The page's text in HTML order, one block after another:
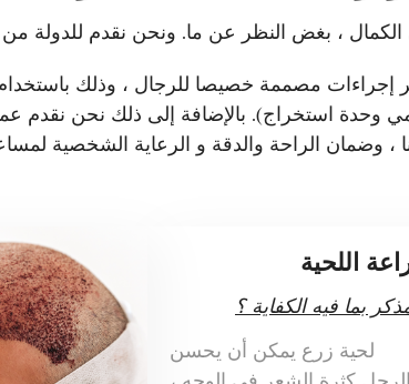
، بغض النظر عن ما. ونحن نقدم للدولة من
إجراءات مصممة خصيصا للرجال ، وذلك باستخدام
استخراج). بالإضافة إلى ذلك نحن نقدم
، وضمان الراحة والدقة و الرعاية الشخصية
اللحية
بما فيه الكفاية ؟
لحية زرع يمكن أن يحسن